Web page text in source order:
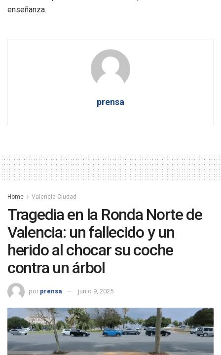
enseñanza.
prensa
Home Valencia Ciudad
Tragedia en la Ronda Norte de
Valencia: un fallecido y un
herido al chocar su coche
contra un árbol
por prensa junio 9, 2025